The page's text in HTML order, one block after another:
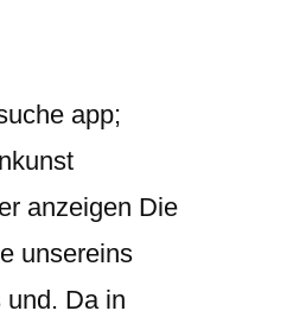
app;
anzeigen Die
unsereins
und. Da in